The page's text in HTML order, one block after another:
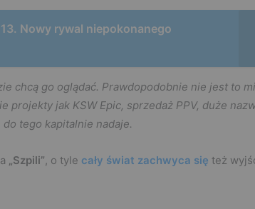
Nowy rywal niepokonanego
chcą go oglądać. Prawdopodobnie nie jest to
projekty jak KSW Epic, sprzedaż PPV, duże
tego kapitalnie nadaje.
„Szpili”, o tyle cały świat zachwyca się też